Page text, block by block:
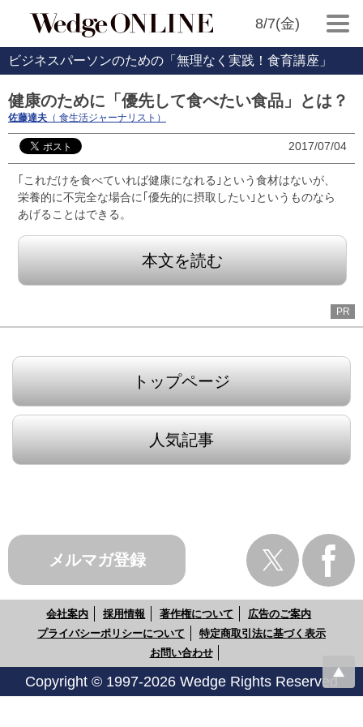
8/7(金)
ビジネスパーソンのための「無理なく実践！食育講座」
健康のために「優先して食べたい食品」とは？
佐藤達夫 （ 食生活ジャーナリスト）
2017/07/04
｢これだけを食べていれば健康になれる｣という食材はないが、
栄養的に不完全な場合に｢優先的に摂取したい｣というものなら
あげることはできる。
本文を読む
PR
トップページ
人気記事
メルマガ登録
会社案内 採用情報 著作権について
広告のご案内
プライバシーポリシーについて
特定商取引法に基づく表示
お問い合わせ
Copyright © 1997-2026 Wedge Rights Reserved